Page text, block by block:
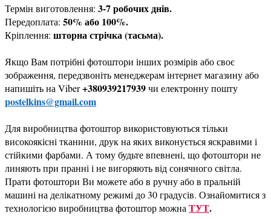
Термін виготовлення: 3-7 робочих днів.
Передоплата: 50% або 100%.
Кріплення: шторна стрічка (тасьма).
Якщо Вам потрібні фотоштори інших розмірів або своє
зображення, передзвоніть менеджерам інтернет магазину або
напишіть на Viber+380939217939чи електронну пошту
postelkins@gmail.com
Для виробництва фотоштор використовуються тільки
високоякісні тканини, друк на яких виконується яскравими і
стійкими фарбами. А тому будьте впевнені, що фотоштори не
линяють при пранні і не вигоряють від сонячного світла.
Прати фотоштори Ви можете або в ручну або в пральній
машині на делікатному режимі до 30 градусів. Ознайомитися з
технологією виробництва фотоштор можна ТУТ.